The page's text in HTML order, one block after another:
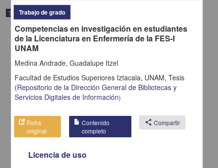
Trabajo de grado
La elección de pareja y la comunicación como medida de
Trabajo de grado
Competencias en investigación en estudiantes
de la Licenciatura en Enfermería de la FES-I
UNAM
Medina Andrade, Guadalupe Itzel
Facultad de Estudios Superiores Iztacala, UNAM, Tesis
(Repositorio de la Dirección General de Bibliotecas y
Servicios Digitales de Información)
Ficha
original
Contenido
completo
share Compartir
Licencia de uso